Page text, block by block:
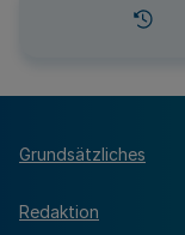
Grundsätzliches
Redaktion